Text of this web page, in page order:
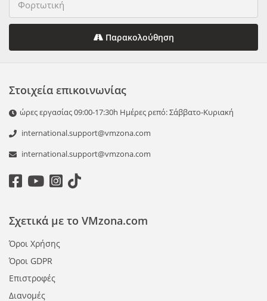
Παρακολούθηση
Στοιχεία επικοινωνίας
ώρες εργασίας 09:00-17:30h Ημέρες ρεπό: Σάββατο-Κυριακή
international.support@vmzona.com
international.support@vmzona.com
Σχετικά με το VMzona.com
Όροι Χρήσης
Όροι GDPR
Επιστροφές
Διανομές